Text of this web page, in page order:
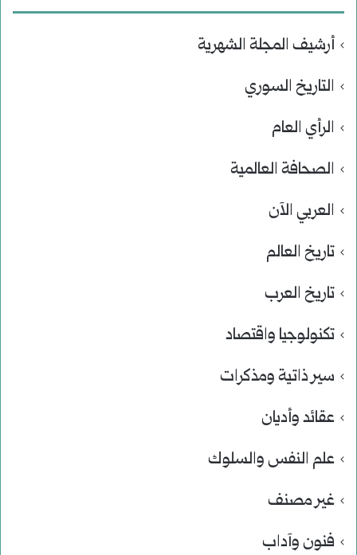
أرشيف المجلة الشهرية
التاريخ السوري
الرأي العام
الصحافة العالمية
العربي الآن
تاريخ العالم
تاريخ العرب
تكنولوجيا واقتصاد
سير ذاتية ومذكرات
عقائد وأديان
علم النفس والسلوك
غير مصنف
فنون وآداب